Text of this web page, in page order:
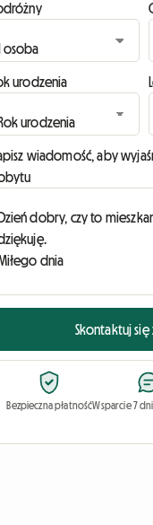
urodzenia
wiadomość, aby
Skontaktuj się
Bezpieczna płatnośćWsparcie 7